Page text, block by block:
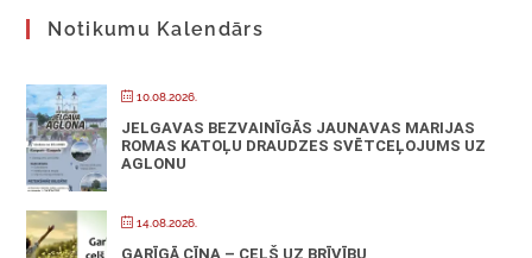
Notikumu Kalendārs
10.08.2026.
JELGAVAS BEZVAINĪGĀS JAUNAVAS MARIJAS
ROMAS KATOĻU DRAUDZES SVĒTCEĻOJUMS UZ
AGLONU
14.08.2026.
GARĪGĀ CĪŅA – CEĻŠ UZ BRĪVĪBU